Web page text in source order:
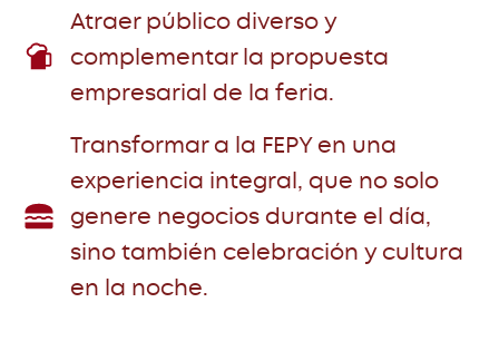
Atraer público diverso y
complementar la propuesta
empresarial de la feria.
Transformar a la FEPY en una
experiencia integral, que no solo
genere negocios durante el día,
sino también celebración y cultura
en la noche.